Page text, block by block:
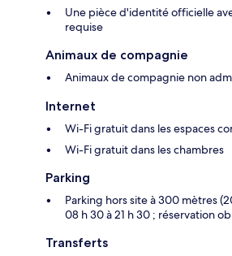
Une pièce d'identité officielle
requise
Animaux de compagnie
Animaux de compagnie non
Internet
Wi-Fi gratuit dans les espaces
Wi-Fi gratuit dans les chambres
Parking
Parking hors site à 300 mètres
08 h 30 à 21 h 30 ; réservation
Transferts